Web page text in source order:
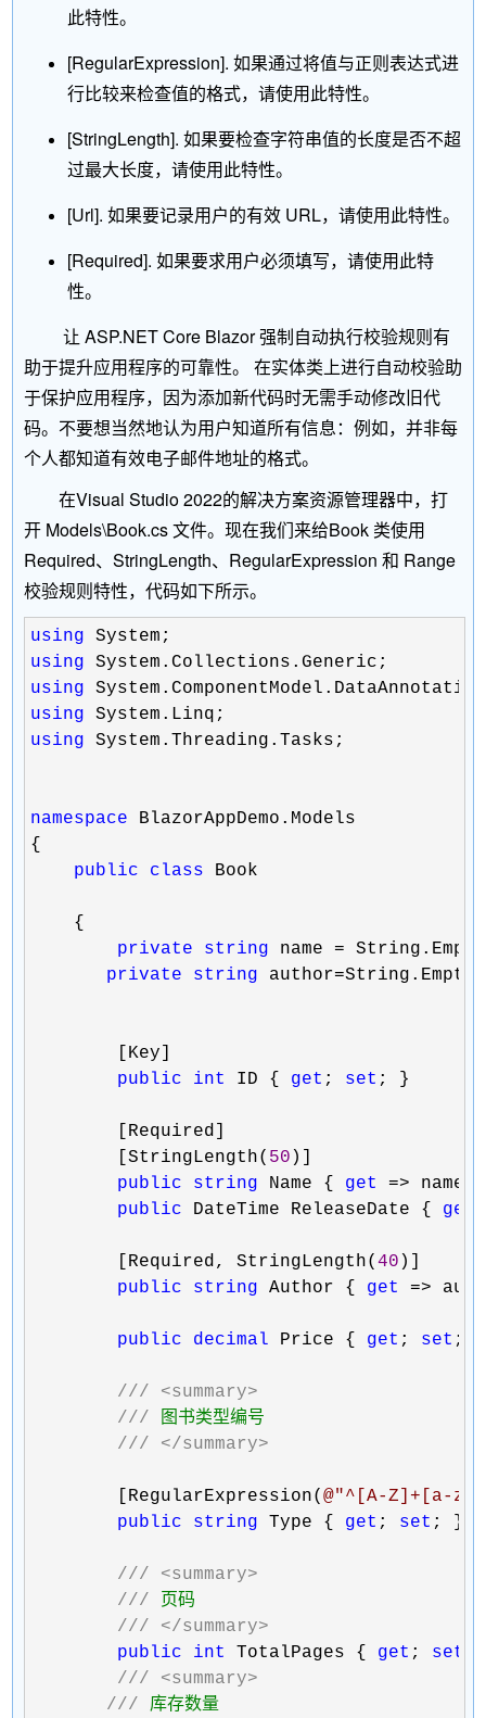
此特性。
[RegularExpression]. 如果通过将值与正则表达式进
行比较来检查值的格式，请使用此特性。
[StringLength]. 如果要检查字符串值的长度是否不超
过最大长度，请使用此特性。
[Url]. 如果要记录用户的有效 URL，请使用此特性。
[Required]. 如果要求用户必须填写，请使用此特
性。
让 ASP.NET Core Blazor 强制自动执行校验规则有
助于提升应用程序的可靠性。 在实体类上进行自动校验助
于保护应用程序，因为添加新代码时无需手动修改旧代
码。不要想当然地认为用户知道所有信息：例如，并非每
个人都知道有效电子邮件地址的格式。
在Visual Studio 2022的解决方案资源管理器中，打
开 Models\Book.cs 文件。现在我们来给Book 类使用
Required、StringLength、RegularExpression 和 Range
校验规则特性，代码如下所示。
using
using
using
using
using System.Threading.Tasks;
namespace BlazorAppDemo.Models
{
public
class Book
    {
private
string name =
private
string author=String.Empty;
        [Key]
public
int ID { get ; set ; }
        [Required]
        [StringLength(
50 )]
public
string Name { get
=> name;
public DateTime ReleaseDate { get
        [Required, StringLength(
40 )]
public
string Author { get =>
public decimal Price { get ; set ; }
///
<summary>
///
图书类型编号
///
</summary>
        [RegularExpression(
@"^[A-Z]+[a-
public
string Type { get ; set ; }
///
<summary>
///
页码
///
</summary>
public
int TotalPages { get ; set
///
<summary>
///
库存数量